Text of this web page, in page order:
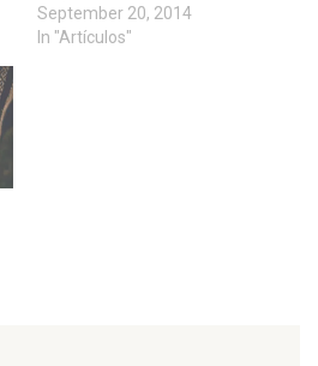
September 20, 2014
In "Artículos"